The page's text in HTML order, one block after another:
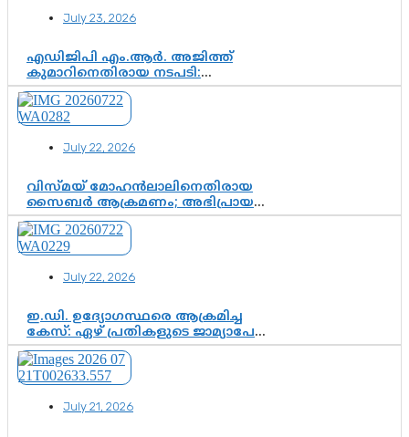
വഴിത്തിരിവ്
July 23, 2026
എഡിജിപി എം.ആർ. അജിത്ത്
കുമാറിനെതിരായ നടപടി:
സസ്പെൻഷനിൽ ഒതുങ്ങുമോ,
അതോ കൂടുതൽ കടുത്ത
നടപടികളിലേക്കോ?
July 22, 2026
വിസ്മയ് മോഹൻലാലിനെതിരായ
സൈബർ ആക്രമണം; അഭിപ്രായ
സ്വാതന്ത്ര്യത്തെ നിശ്ശബ്ദമാക്കുന്ന
ഡിജിറ്റൽ ഗുണ്ടായിസത്തിന് അറുതി
വേണം
July 22, 2026
ഇ.ഡി. ഉദ്യോഗസ്ഥരെ ആക്രമിച്ച
കേസ്: ഏഴ് പ്രതികളുടെ ജാമ്യാപേക്ഷ
വീണ്ടും തള്ളി; അന്വേഷണം തുടരാൻ
കോടതി അനുമതി
July 21, 2026